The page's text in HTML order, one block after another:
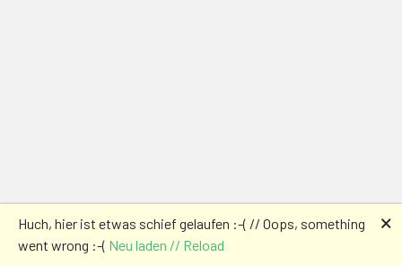
Huch, hier ist etwas schief gelaufen :-( // Oops, something
went wrong :-( Neu laden // Reload
🗙